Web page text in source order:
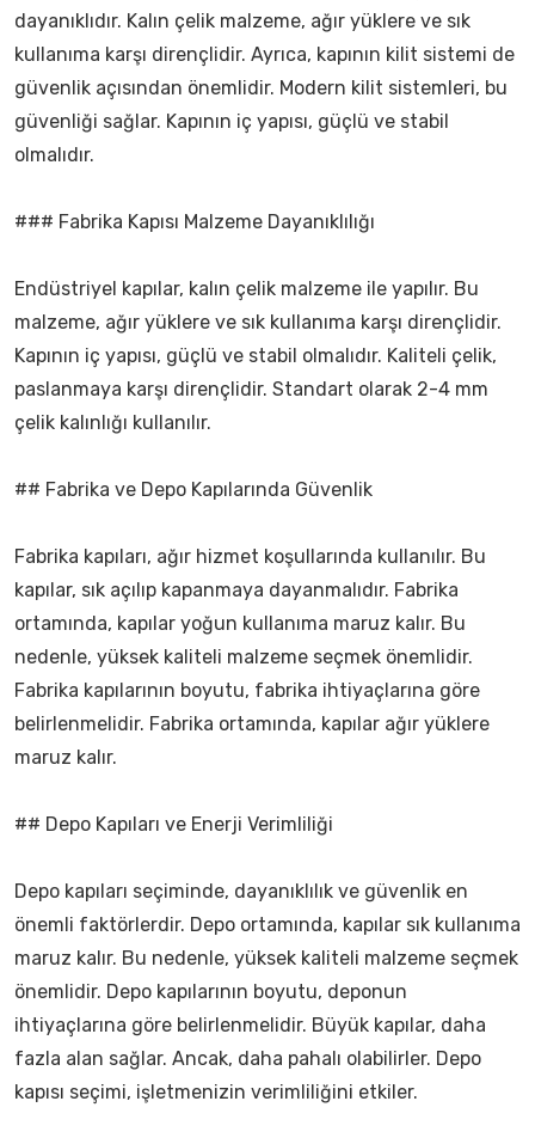
dayanıklıdır. Kalın çelik malzeme, ağır yüklere ve sık
kullanıma karşı dirençlidir. Ayrıca, kapının kilit sistemi de
güvenlik açısından önemlidir. Modern kilit sistemleri, bu
güvenliği sağlar. Kapının iç yapısı, güçlü ve stabil
olmalıdır.
### Fabrika Kapısı Malzeme Dayanıklılığı
Endüstriyel kapılar, kalın çelik malzeme ile yapılır. Bu
malzeme, ağır yüklere ve sık kullanıma karşı dirençlidir.
Kapının iç yapısı, güçlü ve stabil olmalıdır. Kaliteli çelik,
paslanmaya karşı dirençlidir. Standart olarak 2-4 mm
çelik kalınlığı kullanılır.
## Fabrika ve Depo Kapılarında Güvenlik
Fabrika kapıları, ağır hizmet koşullarında kullanılır. Bu
kapılar, sık açılıp kapanmaya dayanmalıdır. Fabrika
ortamında, kapılar yoğun kullanıma maruz kalır. Bu
nedenle, yüksek kaliteli malzeme seçmek önemlidir.
Fabrika kapılarının boyutu, fabrika ihtiyaçlarına göre
belirlenmelidir. Fabrika ortamında, kapılar ağır yüklere
maruz kalır.
## Depo Kapıları ve Enerji Verimliliği
Depo kapıları seçiminde, dayanıklılık ve güvenlik en
önemli faktörlerdir. Depo ortamında, kapılar sık kullanıma
maruz kalır. Bu nedenle, yüksek kaliteli malzeme seçmek
önemlidir. Depo kapılarının boyutu, deponun
ihtiyaçlarına göre belirlenmelidir. Büyük kapılar, daha
fazla alan sağlar. Ancak, daha pahalı olabilirler. Depo
kapısı seçimi, işletmenizin verimliliğini etkiler.